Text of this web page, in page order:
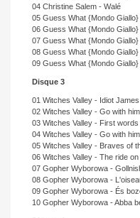
04 Christine Salem - Walé
05 Guess What {Mondo
06 Guess What {Mondo
07 Guess What {Mondo
08 Guess What {Mondo
09 Guess What {Mondo
Disque 3
01 Witches Valley - Idiot James
02 Witches Valley - Go with
03 Witches Valley - First
04 Witches Valley - Go with
05 Witches Valley - Braves of
06 Witches Valley - The ride on
07 Gopher Wyborowa -
08 Gopher Wyborowa -
09 Gopher Wyborowa - És
10 Gopher Wyborowa - Abba